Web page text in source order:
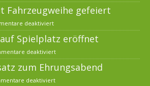
Fahrzeugweihe gefeiert
deaktiviert
Spielplatz eröffnet
deaktiviert
zum Ehrungsabend
deaktiviert